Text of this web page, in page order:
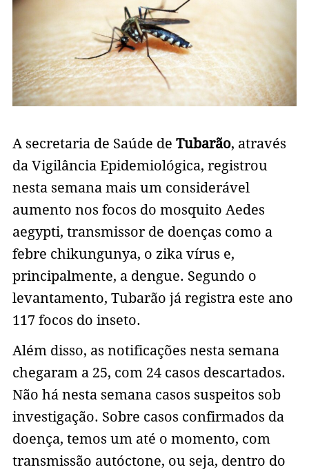
A secretaria de Saúde de Tubarão, através
da Vigilância Epidemiológica, registrou
nesta semana mais um considerável
aumento nos focos do mosquito Aedes
aegypti, transmissor de doenças como a
febre chikungunya, o zika vírus e,
principalmente, a dengue. Segundo o
levantamento, Tubarão já registra este ano
117 focos do inseto.
Além disso, as notificações nesta semana
chegaram a 25, com 24 casos descartados.
Não há nesta semana casos suspeitos sob
investigação. Sobre casos confirmados da
doença, temos um até o momento, com
transmissão autóctone, ou seja, dentro do